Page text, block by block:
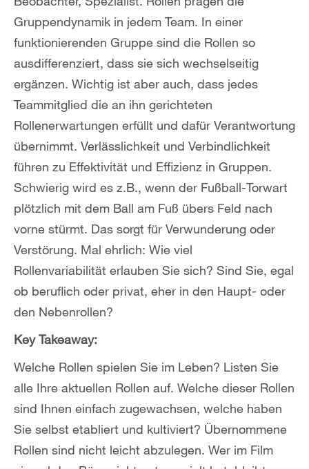
Gruppendynamik in jedem Team. In einer
funktionierenden Gruppe sind die Rollen so
ausdifferenziert, dass sie sich wechselseitig
ergänzen. Wichtig ist aber auch, dass jedes
Teammitglied die an ihn gerichteten
Rollenerwartungen erfüllt und dafür Verantwortung
übernimmt. Verlässlichkeit und Verbindlichkeit
führen zu Effektivität und Effizienz in Gruppen.
Schwierig wird es z.B., wenn der Fußball-Torwart
plötzlich mit dem Ball am Fuß übers Feld nach
vorne stürmt. Das sorgt für Verwunderung oder
Verstörung. Mal ehrlich: Wie viel
Rollenvariabilität erlauben Sie sich? Sind Sie, egal
ob beruflich oder privat, eher in den Haupt- oder
den Nebenrollen?
Key Takeaway:
Welche Rollen spielen Sie im Leben? Listen Sie
alle Ihre aktuellen Rollen auf. Welche dieser Rollen
sind Ihnen einfach zugewachsen, welche haben
Sie selbst etabliert und kultiviert? Übernommene
Rollen sind nicht leicht abzulegen. Wer im Film